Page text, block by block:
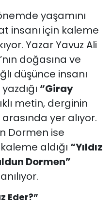
yaşamını
insanı için kaleme
Yazar Yavuz Ali
doğasına ve
düşünce insanı
“Giray
metin, derginin
yer alıyor.
Dormen ise
aldığı “Yıldız
Dormen”
Eder?”